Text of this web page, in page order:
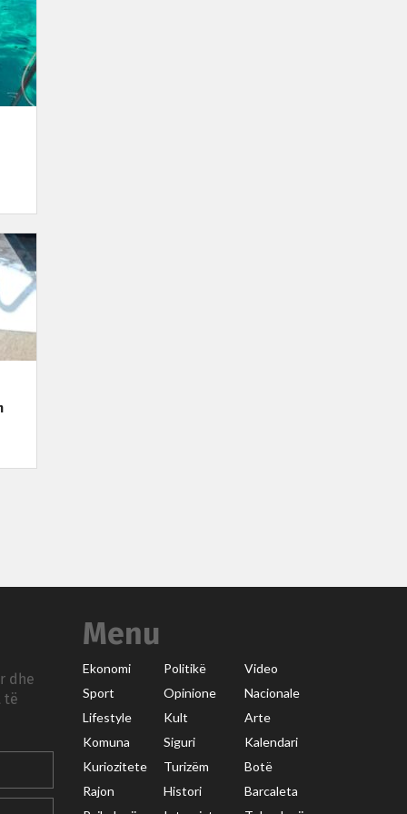
dhe
të
Menu
Ekonomi Politikë
Video
Sport
Opinione
Nacionale
Lifestyle
Kult
Arte
Komuna
Siguri
Kalendari
Kuriozitete
Turizëm
Botë
Rajon
Histori
Barcaleta